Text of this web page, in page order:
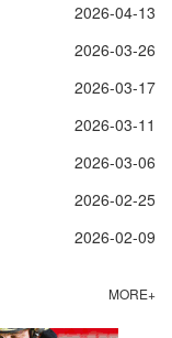
2026-04-13
2026-03-26
2026-03-17
2026-03-11
2026-03-06
2026-02-25
2026-02-09
MORE+